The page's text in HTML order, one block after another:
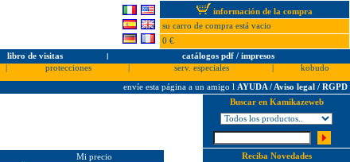
información de la compra
su carro de compra está vacio
0 €
libro de visitas l
catálogos pdf / impresos
protecciones serv. especiales
kobudo
envíe esta página a un amigo l AYUDA / Aviso legal / RGPD
Mi precio
Buscar en Kamikazeweb
Reciba Novedades